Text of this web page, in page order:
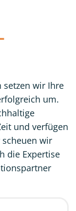
setzen wir Ihre
um.
und verfügen
wir
die Expertise